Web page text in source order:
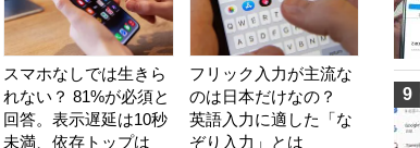
スマホなしでは生きら
れない？ 81%が必須と
回答。表示遅延は10秒
未満、依存トップは
フリック入力が主流な
のは日本だけなの？
英語入力に適した「な
ぞり入力」とは
9